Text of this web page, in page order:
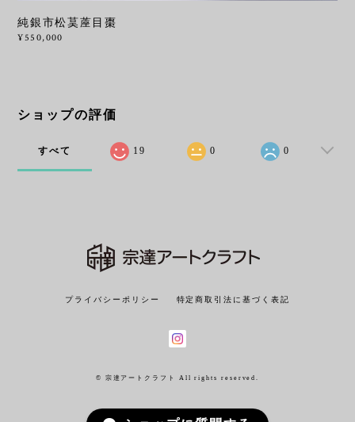
純銀市松茣蓙目棗
¥550,000
ショップの評価
すべて 19 0 0
プライバシーポリシー 特定商取引法に基づく表記
© 宗達アートクラフト All rights reserved.